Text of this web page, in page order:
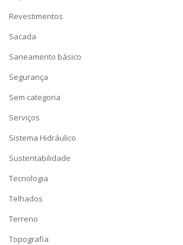
Revestimentos
Sacada
Saneamento básico
Segurança
Sem categoria
Serviços
Sistema Hidráulico
Sustentabilidade
Tecnologia
Telhados
Terreno
Topografia